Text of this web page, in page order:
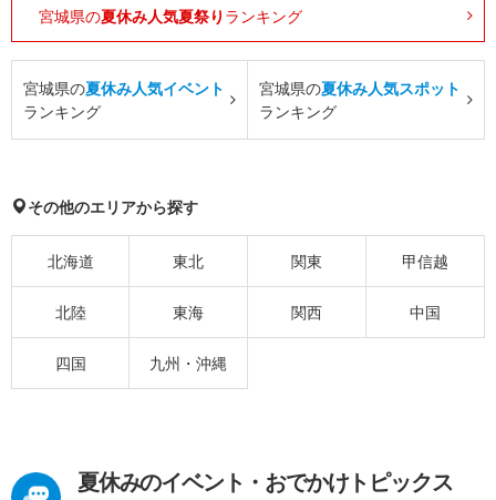
宮城県の夏休み人気夏祭り ランキング
宮城県の夏休み人気イベント
ランキング
宮城県の夏休み人気スポット
ランキング
その他のエリアから探す
北海道 東北 関東 甲信越
北陸 東海 関西 中国
四国 九州・沖縄
夏休みのイベント・おでかけトピックス